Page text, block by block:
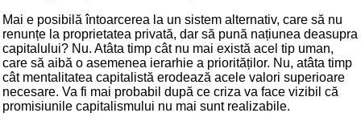
Mai e posibilă întoarcerea la un sistem alternativ, care să nu
renunțe la proprietatea privată, dar să pună națiunea deasupra
capitalului? Nu. Atâta timp cât nu mai există acel tip uman,
care să aibă o asemenea ierarhie a priorităților. Nu, atâta timp
cât mentalitatea capitalistă erodează acele valori superioare
necesare. Va fi mai probabil după ce criza va face vizibil că
promisiunile capitalismului nu mai sunt realizabile.